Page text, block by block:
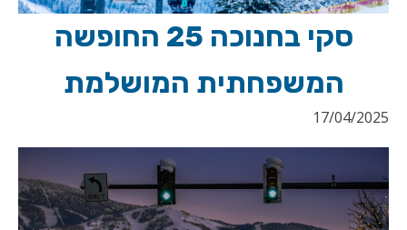
סקי בחנוכה 25 החופשה
המשפחתית המושלמת
17/04/2025